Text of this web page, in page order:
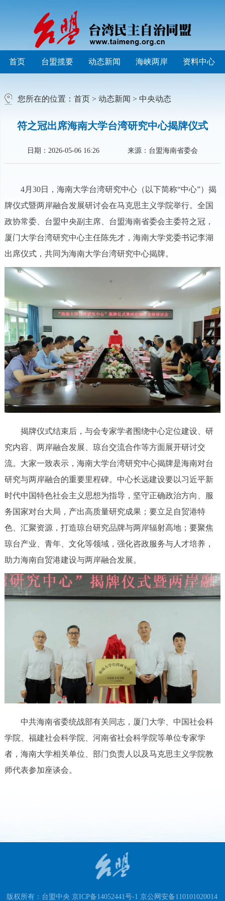
首页 台盟揽要 动态新闻 海峡两岸 资料中心
您所在的位置： 首页> 动态新闻 > 中央动态
符之冠出席海南大学台湾研究中心揭牌仪式
日期：2026-05-06 16:26 来源：台盟海南省委会
4月30日，海南大学台湾研究中心（以下简称“中心”）揭
牌仪式暨两岸融合发展研讨会在马克思主义学院举行。全国
政协常委、台盟中央副主席、台盟海南省委会主委符之冠，
厦门大学台湾研究中心主任陈先才，海南大学党委书记李湖
出席仪式，共同为海南大学台湾研究中心揭牌。
揭牌仪式结束后，与会专家学者围绕中心定位建设、研
究内容、两岸融合发展、琼台交流合作等方面展开研讨交
流。大家一致表示，海南大学台湾研究中心揭牌是海南对台
研究与两岸融合的重要里程碑。中心长远建设要以习近平新
时代中国特色社会主义思想为指导，坚守正确政治方向、服
务国家对台大局，产出高质量研究成果；要立足自贸港特
色、汇聚资源，打造琼台研究品牌与两岸辐射高地；要聚焦
琼台产业、青年、文化等领域，强化咨政服务与人才培养，
助力海南自贸港建设与两岸融合发展。
中共海南省委统战部有关同志，厦门大学、中国社会科
学院、福建社会科学院、河南省社会科学院等单位专家学
者，海南大学相关单位、部门负责人以及马克思主义学院教
师代表参加座谈会。
版权所有：台盟中央 京ICP备14052441号-1 京公网安备110101020014